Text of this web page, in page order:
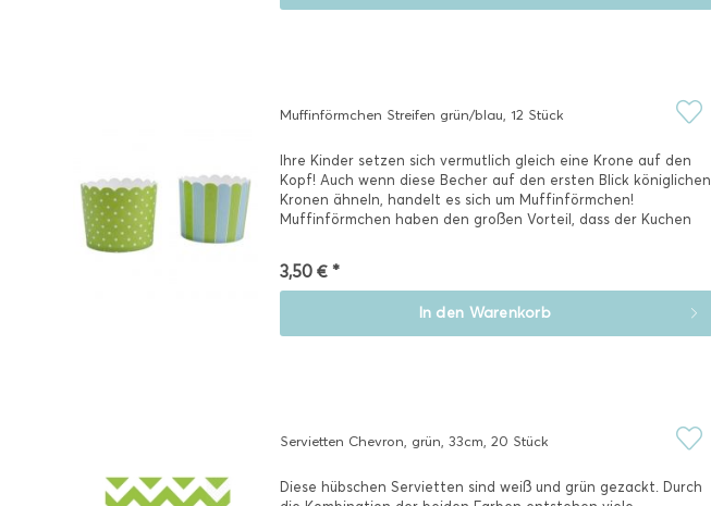
Muffinförmchen Streifen grün/blau, 12 Stück
Ihre Kinder setzen sich vermutlich gleich eine Krone auf den
Kopf! Auch wenn diese Becher auf den ersten Blick königlichen
Kronen ähneln, handelt es sich um Muffinförmchen!
Muffinförmchen haben den großen Vorteil, dass der Kuchen
3,50 € *
In den Warenkorb
Servietten Chevron, grün, 33cm, 20 Stück
Diese hübschen Servietten sind weiß und grün gezackt. Durch